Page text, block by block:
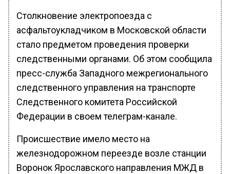
Столкновение электропоезда с
асфальтоукладчиком в Московской области
стало предметом проведения проверки
следственными органами. Об этом сообщила
пресс-служба Западного межрегионального
следственного управления на транспорте
Следственного комитета Российской
Федерации в своем телеграм-канале.
Происшествие имело место на
железнодорожном переезде возле станции
Воронок Ярославского направления МЖД в